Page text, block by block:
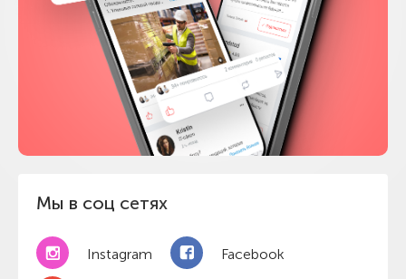
Мы в соц сетях
Instagram Facebook